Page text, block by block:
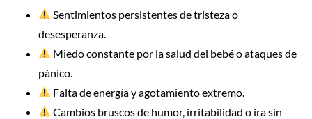
Sentimientos persistentes de tristeza o
desesperanza.
Miedo constante por la salud del bebé o ataques de
pánico.
Falta de energía y agotamiento extremo.
Cambios bruscos de humor, irritabilidad o ira sin